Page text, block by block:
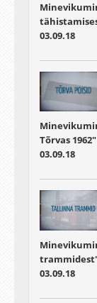
03.09.18
Tõrvas 1962"
03.09.18
03.09.18